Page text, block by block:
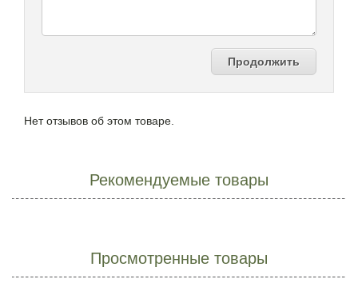
Продолжить
Нет отзывов об этом товаре.
Рекомендуемые товары
Просмотренные товары